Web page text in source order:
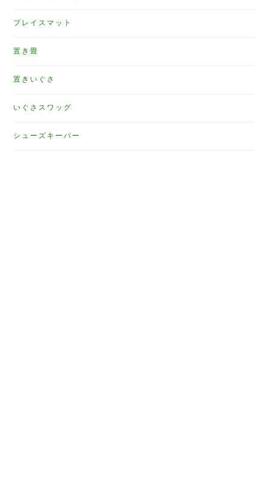
プレイスマット
置き畳
置きいぐさ
いぐさスワッグ
シューズキーパー